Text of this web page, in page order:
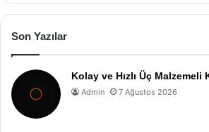
Son Yazılar
Kolay ve Hızlı Üç Malzemeli
Admin 7 Ağustos 2026